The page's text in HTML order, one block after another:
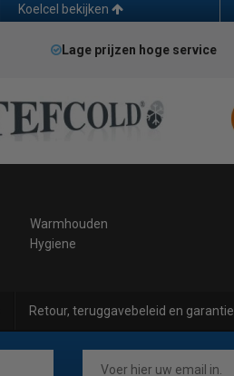
Koelcel bekijken
Lage prijzen hoge service
Warmhouden
Hygiene
Retour, teruggavebeleid en garantie